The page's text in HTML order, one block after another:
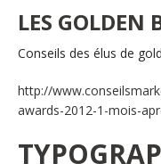
LES GOLDEN
Conseils des élus de
http://
awards-2012-1-mois-